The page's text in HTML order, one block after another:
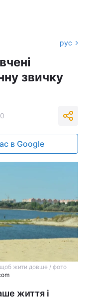
рус
звичку
в Google
щоб жити довше / фото
життя і